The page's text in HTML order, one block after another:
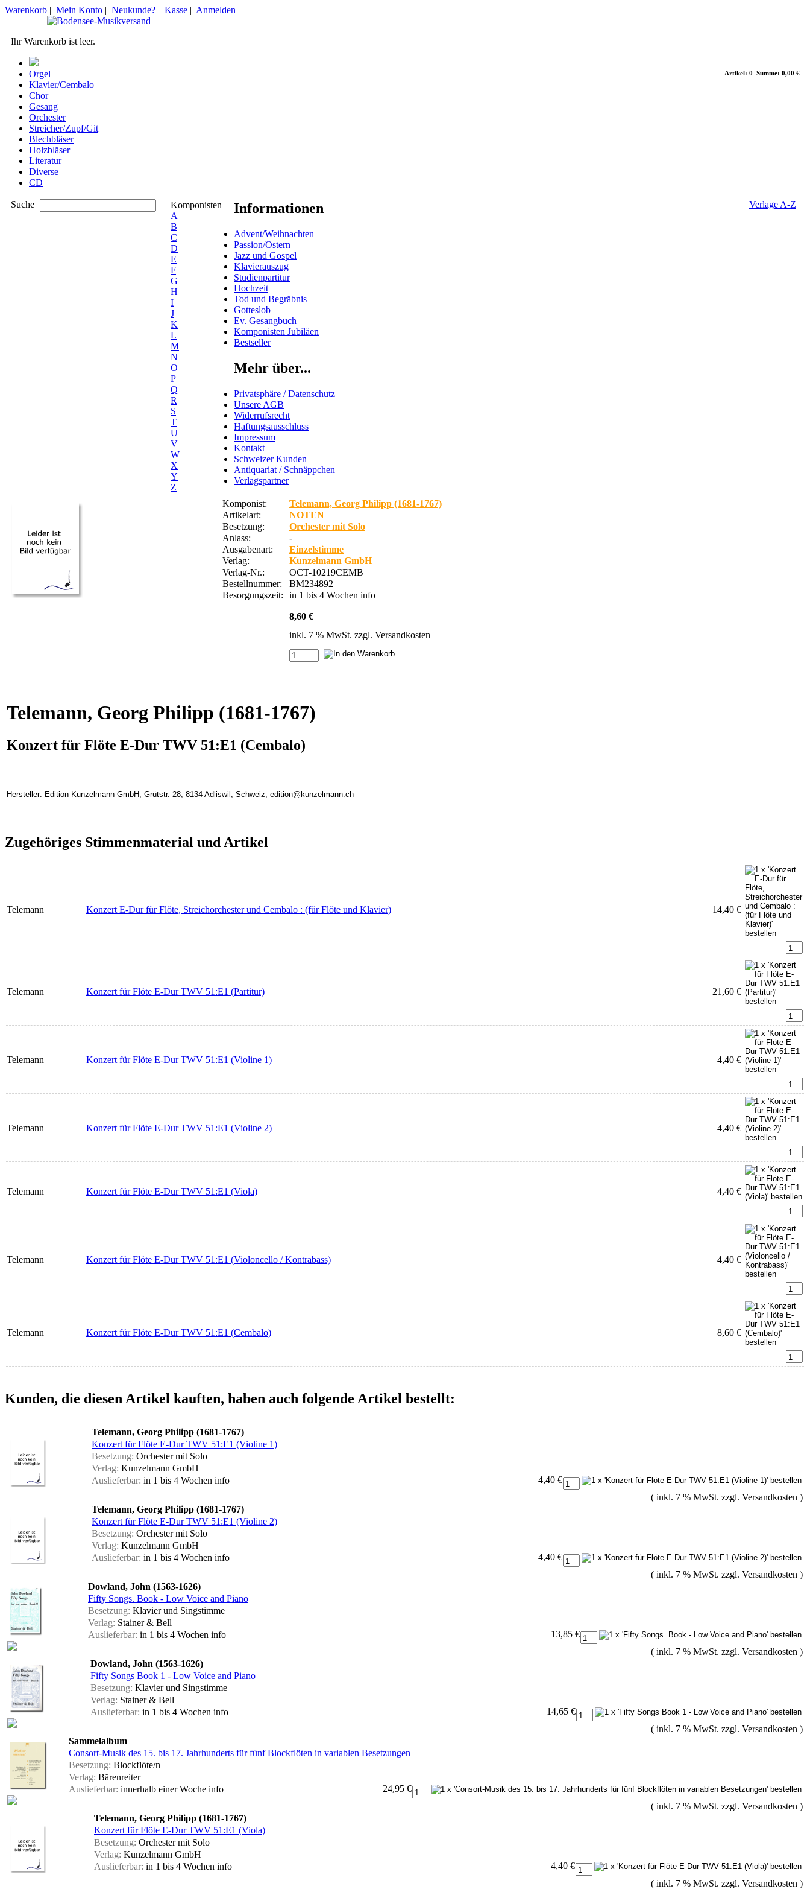
Artikel: 0 Summe: 0,00 €
Warenkorb | Mein Konto | Neukunde? | Kasse | Anmelden |
Ihr Warenkorb ist leer.
Orgel
Klavier/Cembalo
Chor
Gesang
Orchester
Streicher/Zupf/Git
Blechbläser
Holzbläser
Literatur
Diverse
CD
Suche
Komponisten
A
B
C
D
E
F
G
H
I
J
K
L
M
N
O
P
Q
R
S
T
U
V
W
X
Y
Z
Verlage A-Z
Informationen
Advent/Weihnachten
Passion/Ostern
Jazz und Gospel
Klavierauszug
Studienpartitur
Hochzeit
Tod und Begräbnis
Gotteslob
Ev. Gesangbuch
Komponisten Jubiläen
Bestseller
Mehr über...
Privatsphäre / Datenschutz
Unsere AGB
Widerrufsrecht
Haftungsausschluss
Impressum
Kontakt
Schweizer Kunden
Antiquariat / Schnäppchen
Verlagspartner
Komponist:
Telemann, Georg Philipp (1681-1767)
Artikelart:
NOTEN
Besetzung:
Orchester mit Solo
Anlass:
-
Ausgabenart:
Einzelstimme
Verlag:
Kunzelmann GmbH
Verlag-Nr.:
OCT-10219CEMB
Bestellnummer:
BM234892
Besorgungszeit:
in 1 bis 4 Wochen info
8,60 €
inkl. 7 % MwSt. zzgl. Versandkosten
Telemann, Georg Philipp (1681-1767)
Konzert für Flöte E-Dur TWV 51:E1 (Cembalo)
Hersteller: Edition Kunzelmann GmbH, Grütstr. 28, 8134 Adliswil, Schweiz, edition@kunzelmann.ch
Zugehöriges Stimmenmaterial und Artikel
Telemann Konzert E-Dur für Flöte, Streichorchester und Cembalo : (für Flöte und Klavier) 14,40 €
Telemann Konzert für Flöte E-Dur TWV 51:E1 (Partitur) 21,60 €
Telemann Konzert für Flöte E-Dur TWV 51:E1 (Violine 1) 4,40 €
Telemann Konzert für Flöte E-Dur TWV 51:E1 (Violine 2) 4,40 €
Telemann Konzert für Flöte E-Dur TWV 51:E1 (Viola) 4,40 €
Telemann Konzert für Flöte E-Dur TWV 51:E1 (Violoncello / Kontrabass) 4,40 €
Telemann Konzert für Flöte E-Dur TWV 51:E1 (Cembalo) 8,60 €
Kunden, die diesen Artikel kauften, haben auch folgende Artikel bestellt:
Telemann, Georg Philipp (1681-1767)
Konzert für Flöte E-Dur TWV 51:E1 (Violine 1)
Besetzung: Orchester mit Solo
Verlag: Kunzelmann GmbH
Auslieferbar: in 1 bis 4 Wochen info
4,40 €
( inkl. 7 % MwSt. zzgl. Versandkosten )
Telemann, Georg Philipp (1681-1767)
Konzert für Flöte E-Dur TWV 51:E1 (Violine 2)
Besetzung: Orchester mit Solo
Verlag: Kunzelmann GmbH
Auslieferbar: in 1 bis 4 Wochen info
4,40 €
( inkl. 7 % MwSt. zzgl. Versandkosten )
Dowland, John (1563-1626)
Fifty Songs. Book - Low Voice and Piano
Besetzung: Klavier und Singstimme
Verlag: Stainer & Bell
Auslieferbar: in 1 bis 4 Wochen info
13,85 €
( inkl. 7 % MwSt. zzgl. Versandkosten )
Dowland, John (1563-1626)
Fifty Songs Book 1 - Low Voice and Piano
Besetzung: Klavier und Singstimme
Verlag: Stainer & Bell
Auslieferbar: in 1 bis 4 Wochen info
14,65 €
( inkl. 7 % MwSt. zzgl. Versandkosten )
Sammelalbum
Consort-Musik des 15. bis 17. Jahrhunderts für fünf Blockflöten in variablen Besetzungen
Besetzung: Blockflöte/n
Verlag: Bärenreiter
Auslieferbar: innerhalb einer Woche info
24,95 €
( inkl. 7 % MwSt. zzgl. Versandkosten )
Telemann, Georg Philipp (1681-1767)
Konzert für Flöte E-Dur TWV 51:E1 (Viola)
Besetzung: Orchester mit Solo
Verlag: Kunzelmann GmbH
Auslieferbar: in 1 bis 4 Wochen info
4,40 €
( inkl. 7 % MwSt. zzgl. Versandkosten )